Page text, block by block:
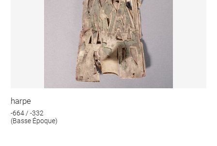
harpe
-664 / -332
(Basse Époque)